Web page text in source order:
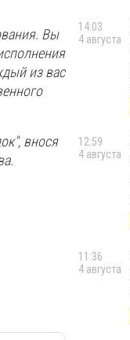
Вы
из вас
внося
14:03
4 августа
12:59
4 августа
11:36
4 августа